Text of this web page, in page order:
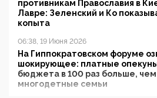
противникам Православия в
Лавре: Зеленский и Ко
копыта
06:38, 19 Июня 2026
На Гиппократовском форуме
шокирующее: платные
бюджета в 100 раз больше,
многодетные семьи